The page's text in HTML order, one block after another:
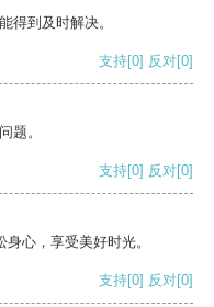
得到及时解决。
支持[0] 反对[0]
题。
支持[0] 反对[0]
心，享受美好时光。
支持[0] 反对[0]